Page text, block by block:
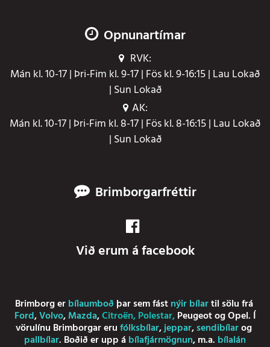
Opnunartímar
RVK:
Mán kl. 10-17 | Þri-Fim kl. 9-17 | Fös kl. 9-16:15 | Lau Lokað
| Sun Lokað
AK:
Mán kl. 10-17 | Þri-Fim kl. 8-17 | Fös kl. 8-16:15 | Lau Lokað
| Sun Lokað
Brimborgarfréttir
Við erum á facebook
Brimborg erbílaumboð þar sem fástnýir bílartil sölu frá
Ford,Volvo,Mazda,Citroën,Polestar,PeugeotogOpel. Í
vörulínu Brimborgar erufólksbílar,jeppar,sendibílarog
pallbílar. Boðið er upp ábílafjármögnun, m.a. bílalán